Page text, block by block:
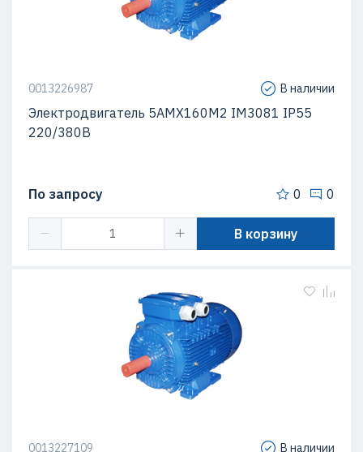
0013226987 В наличии
Электродвигатель 5АМХ160M2 IM3081 IP55
220/380В
По запросу 0 0
В корзину
0013227109 В наличии